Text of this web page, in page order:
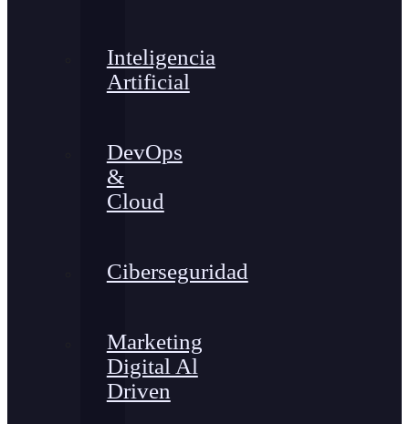
Inteligencia
Artificial
DevOps
&
Cloud
Ciberseguridad
Marketing
Digital Al
Driven